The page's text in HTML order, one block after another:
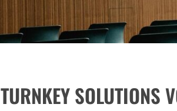
TURNKEY SOLUTIONS